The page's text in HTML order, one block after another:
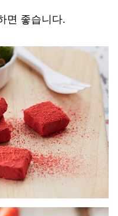
면 좋습니다.